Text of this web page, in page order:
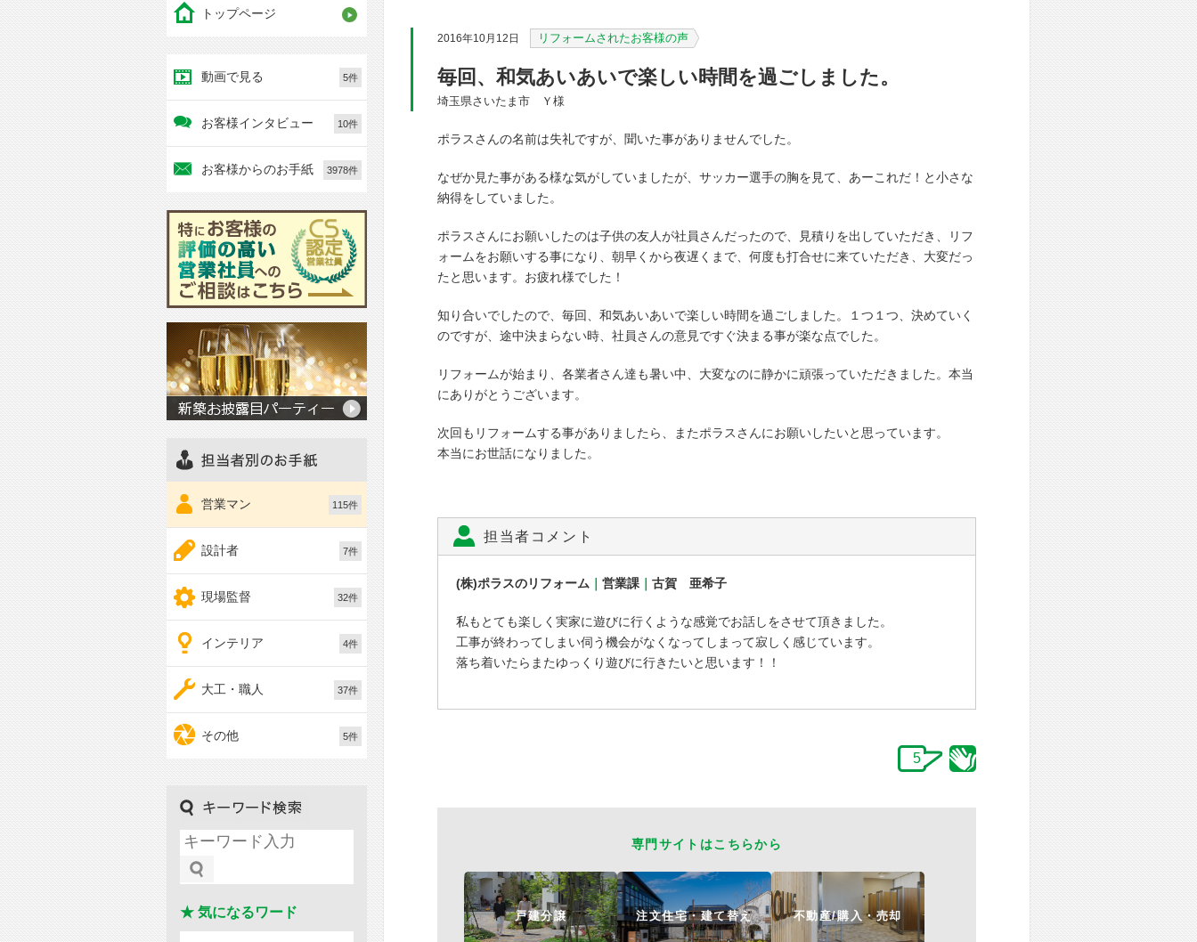
2016年10月12日 リフォームされたお客様の声
毎回、和気あいあいで楽しい時間を過ごしました。
埼玉県さいたま市 Ｙ様
ポラスさんの名前は失礼ですが、聞いた事がありませんでした。
なぜか見た事がある様な気がしていましたが、サッカー選手の胸を見て、あーこれだ！と小さな
納得をしていました。
ポラスさんにお願いしたのは子供の友人が社員さんだったので、見積りを出していただき、リフ
ォームをお願いする事になり、朝早くから夜遅くまで、何度も打合せに来ていただき、大変だっ
たと思います。お疲れ様でした！
知り合いでしたので、毎回、和気あいあいで楽しい時間を過ごしました。１つ１つ、決めていく
のですが、途中決まらない時、社員さんの意見ですぐ決まる事が楽な点でした。
リフォームが始まり、各業者さん達も暑い中、大変なのに静かに頑張っていただきました。本当
にありがとうございます。
次回もリフォームする事がありましたら、またポラスさんにお願いしたいと思っています。
本当にお世話になりました。
担当者コメント
(株)ポラスのリフォーム 営業課 古賀 亜希子
私もとても楽しく実家に遊びに行くような感覚でお話しをさせて頂きました。
工事が終わってしまい伺う機会がなくなってしまって寂しく感じています。
落ち着いたらまたゆっくり遊びに行きたいと思います！！
5
専門サイトはこちらから
戸建分譲 注文住宅・建て替え 不動産/購入・売却
トップページ
動画で見る 5件
お客様インタビュー 10件
お客様からのお手紙 3978件
営業マン 115件
設計者 7件
現場監督 32件
インテリア 4件
大工・職人 37件
その他 5件
★ 気になるワード